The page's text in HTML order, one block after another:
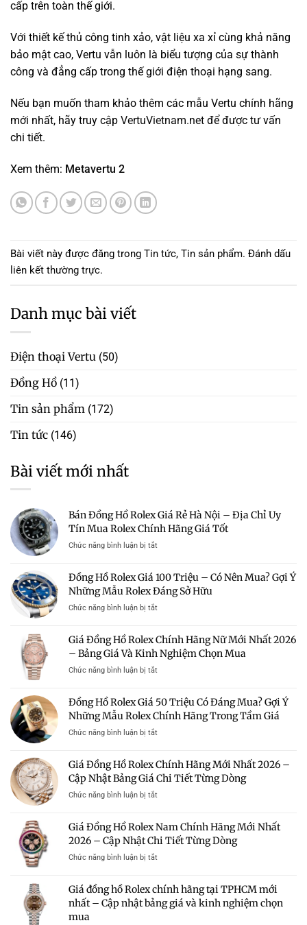
cấp trên toàn thế giới.
Với thiết kế thủ công tinh xảo, vật liệu xa xỉ cùng khả năng
bảo mật cao, Vertu vẫn luôn là biểu tượng của sự thành
công và đẳng cấp trong thế giới điện thoại hạng sang.
Nếu bạn muốn tham khảo thêm các mẫu Vertu chính hãng
mới nhất, hãy truy cập VertuVietnam.net để được tư vấn
chi tiết.
Xem thêm: Metavertu 2
Bài viết này được đăng trong Tin tức, Tin sản phẩm. Đánh dấu
liên kết thường trực.
Danh mục bài viết
Điện thoại Vertu (50)
Đồng Hồ (11)
Tin sản phẩm (172)
Tin tức (146)
Bài viết mới nhất
Bán Đồng Hồ Rolex Giá Rẻ Hà Nội – Địa Chỉ Uy
Tín Mua Rolex Chính Hãng Giá Tốt
Chức năng bình luận bị tắtở
Hồ
Rolex
Nội
–
Địa
Chỉ
Tín
Mua
Rolex
Chính
Tốt
Đồng Hồ Rolex Giá 100 Triệu – Có Nên Mua? Gợi Ý
Những Mẫu Rolex Đáng Sở Hữu
Chức năng bình luận bị tắtở
Rolex
Giá
Có
Nên
Gợi
Những
Mẫu
Rolex
Đáng
Giá Đồng Hồ Rolex Chính Hãng Nữ Mới Nhất 2026
– Bảng Giá Và Kinh Nghiệm Chọn Mua
Chức năng bình luận bị tắtở
Hồ
Rolex
Mới
Nhất
–
Giá
Và
Kinh
Nghiệm
Đồng Hồ Rolex Giá 50 Triệu Có Đáng Mua? Gợi Ý
Những Mẫu Rolex Chính Hãng Trong Tầm Giá
Chức năng bình luận bị tắtở
Rolex
Giá
Đáng
Mua?
Ý
Mẫu
Rolex
Chính
Giá Đồng Hồ Rolex Chính Hãng Mới Nhất 2026 –
Cập Nhật Bảng Giá Chi Tiết Từng Dòng
Chức năng bình luận bị tắtở
Hồ
Rolex
Nhất
2026
Giá Đồng Hồ Rolex Nam Chính Hãng Mới Nhất
2026 – Cập Nhật Chi Tiết Từng Dòng
Chức năng bình luận bị tắtở
Hồ
Rolex
Giá đồng hồ Rolex chính hãng tại TPHCM mới
nhất – Cập nhật bảng giá và kinh nghiệm chọn
mua